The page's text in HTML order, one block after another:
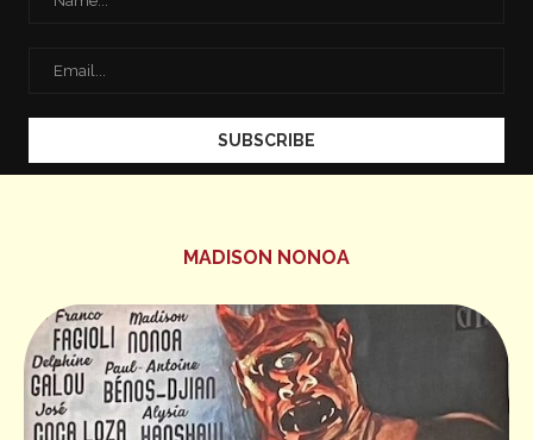
MADISON NONOA